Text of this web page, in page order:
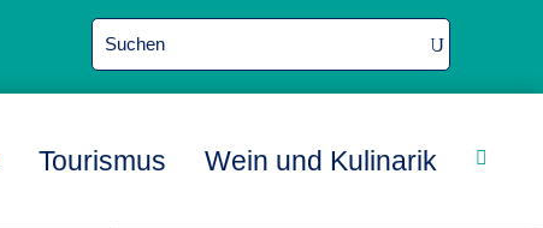
Tourismus Wein und Kulinarik 